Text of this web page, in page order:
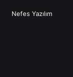
Nefes Yazılım